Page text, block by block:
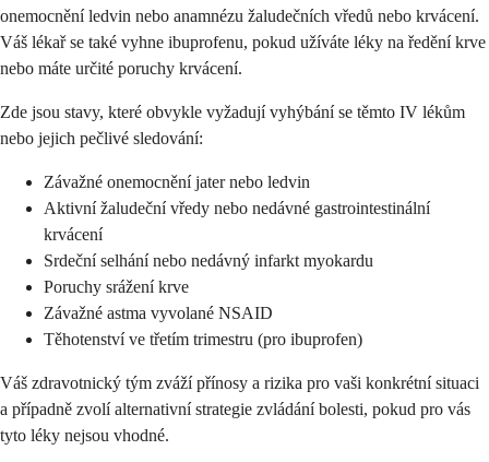
onemocnění ledvin nebo anamnézu žaludečních vředů nebo krvácení.
Váš lékař se také vyhne ibuprofenu, pokud užíváte léky na ředění krve
nebo máte určité poruchy krvácení.
Zde jsou stavy, které obvykle vyžadují vyhýbání se těmto IV lékům
nebo jejich pečlivé sledování:
Závažné onemocnění jater nebo ledvin
Aktivní žaludeční vředy nebo nedávné gastrointestinální
krvácení
Srdeční selhání nebo nedávný infarkt myokardu
Poruchy srážení krve
Závažné astma vyvolané NSAID
Těhotenství ve třetím trimestru (pro ibuprofen)
Váš zdravotnický tým zváží přínosy a rizika pro vaši konkrétní situaci
a případně zvolí alternativní strategie zvládání bolesti, pokud pro vás
tyto léky nejsou vhodné.